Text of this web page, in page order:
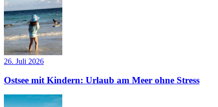
26. Juli 2026
Ostsee mit Kindern: Urlaub am Meer ohne Stress